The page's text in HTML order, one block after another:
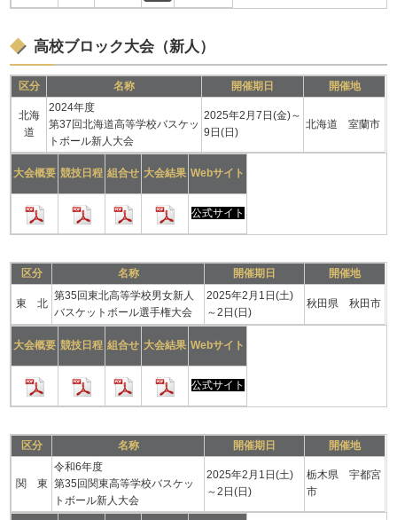
高校ブロック大会（新人）
区分 名称 開催期日 開催地
北海
道
2024年度
第37回北海道高等学校バスケッ
トボール新人大会
2025年2月7日(金)～
9日(日)
北海道 室蘭市
大会概要 競技日程 組合せ 大会結果 Webサイト
公式サイト
区分 名称 開催期日 開催地
東 北
第35回東北高等学校男女新人
バスケットボール選手権大会
2025年2月1日(土)
～2日(日)
秋田県 秋田市
大会概要 競技日程 組合せ 大会結果 Webサイト
公式サイト
区分 名称 開催期日 開催地
関 東
令和6年度
第35回関東高等学校バスケッ
トボール新人大会
2025年2月1日(土)
～2日(日)
栃木県 宇都宮
市